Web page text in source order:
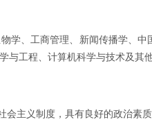
学、工商管理、新闻传播学、
工程、计算机科学与技术及其
主义制度，具有良好的政治素